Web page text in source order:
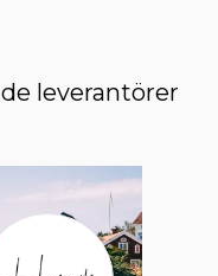
leverantörer